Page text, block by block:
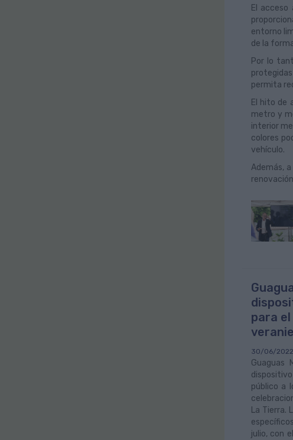
El
entorno
de la
Por lo
permita
El hito de
metro y
interior
colores
vehículo.
Además,
para
30/06/2022
Guaguas
público a
La Tierra.
julio, con